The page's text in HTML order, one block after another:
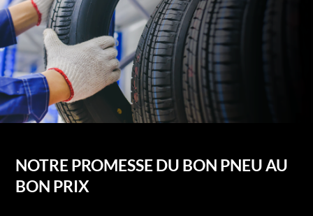
NOTRE PROMESSE DU BON PNEU AU
BON PRIX